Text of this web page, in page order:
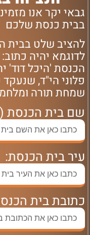
גבאי יקר אנו
בבית כנסת שלכם
להציב שלט בבית
לדוגמא יהיה
הכנסת 'היכל דוד'
פלוני הי"ד,
שמחת תורה
שם בית הכנסת
עיר בית הכנסת:
כתובת בית